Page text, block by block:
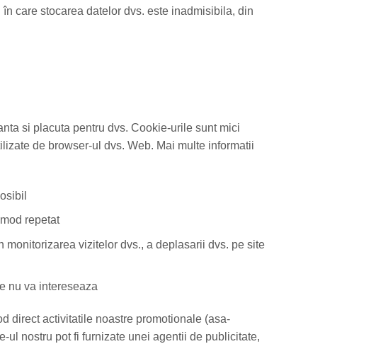
care stocarea datelor dvs. este inadmisibila, din
si placuta pentru dvs. Cookie-urile sunt mici
de browser-ul dvs. Web. Mai multe informatii
repetat
vizitelor dvs., a deplasarii dvs. pe site
nu va intereseaza
direct activitatile noastre promotionale (asa-
ul nostru pot fi furnizate unei agentii de publicitate,